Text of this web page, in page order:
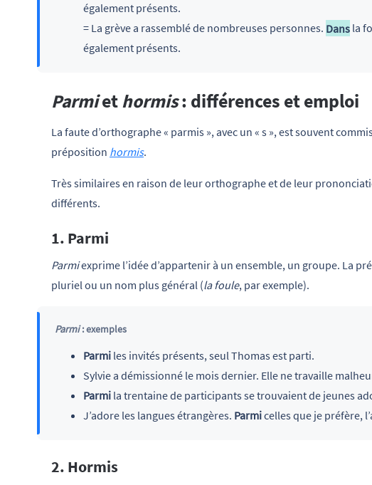
également présents.
= La grève a rassemblé de nombreuses personnes. Dansla
également présents.
Parmiethormis: différences et emploi
La faute d’orthographe « parmis », avec un « s », est souvent
préposition hormis.
Très similaires en raison de leur orthographe et de leur
différents.
1. Parmi
Parmiexprime l’idée d’appartenir à un ensemble, un groupe. La
pluriel ou un nom plus général (la foule, par exemple).
Parmi: exemples
Parmiles invités présents, seul Thomas est parti.
Sylvie a démissionné le mois dernier. Elle ne travaille
Parmila trentaine de participants se trouvaient de jeunes
J’adore les langues étrangères. Parmicelles que je préfère,
2. Hormis